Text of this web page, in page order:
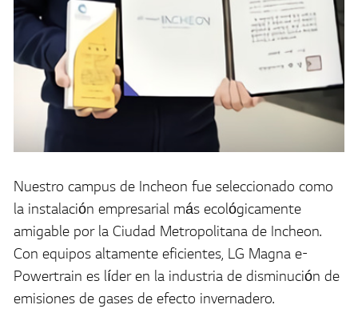
Nuestro campus de Incheon fue seleccionado como
la instalación empresarial más ecológicamente
amigable por la Ciudad Metropolitana de Incheon.
Con equipos altamente eficientes, LG Magna e-
Powertrain es líder en la industria de disminución de
emisiones de gases de efecto invernadero.